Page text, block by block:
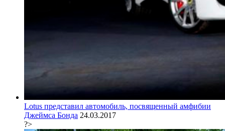
Lotus представил автомобиль, посвященный амфибии
Джеймса Бонда 24.03.2017
?>